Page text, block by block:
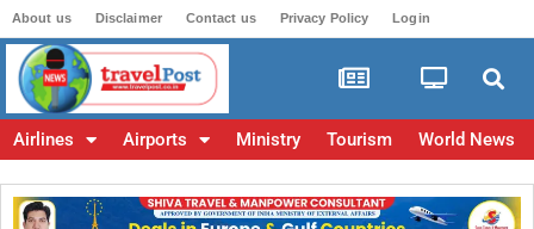
About us Disclaimer Contact us Privacy Policy Login
Airlines Airports Ministry Tourism World News